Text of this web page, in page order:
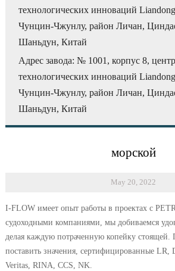
технологических инноваций
Чунцин-Чжунлу, район Личан,
Шаньдун, Китай
Адрес завода: № 1001, корпус 8,
технологических инноваций
Чунцин-Чжунлу, район Личан,
Шаньдун, Китай
морской
May 20, 2022
I-FLOW имеет опыт работы в проектах с
судоходными компаниями, мы добиваемся
делая каждую потраченную копейку
поставить значения, сертифицированные
Veritas, RINA, CCS, NK.